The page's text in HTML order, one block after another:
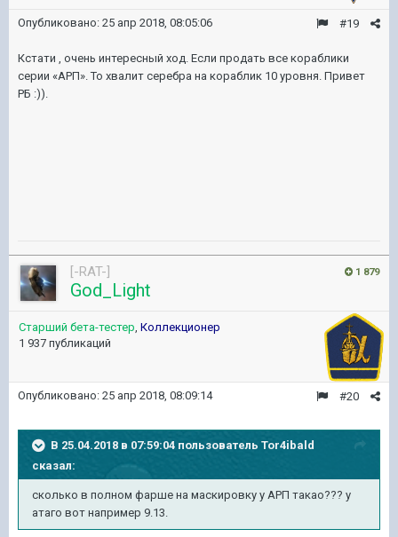
#19
Опубликовано: 25 апр 2018, 08:05:06
Кстати , очень интересный ход. Если продать все кораблики
серии «АРП». То хвалит серебра на кораблик 10 уровня. Привет
РБ :)).
1 879
[-RAT-]
God_Light
Старший бета-тестер, Коллекционер
1 937 публикаций
#20
Опубликовано: 25 апр 2018, 08:09:14
В 25.04.2018 в 07:59:04 пользователь Tor4ibald
сказал:
сколько в полном фарше на маскировку у АРП такао??? у
атаго вот например 9.13.